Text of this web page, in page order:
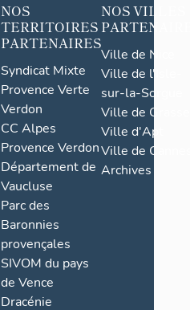
NOS
TERRITOIRES
PARTENAIRES
Syndicat Mixte
Provence Verte
Verdon
CC Alpes
Provence Verdon
Département de
Vaucluse
Parc des
Baronnies
provençales
SIVOM du pays
de Vence
Dracénie
NOS VILLES
Ville de Nice
Ville de l'Isle-
sur-la-Sorgue
Ville de Grasse
Ville d'Apt
Ville de
Archives